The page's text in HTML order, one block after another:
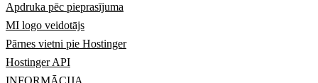
Apdruka pēc pieprasījuma
MI logo veidotājs
Pārnes vietni pie Hostinger
Hostinger API
INFORMĀCIJA